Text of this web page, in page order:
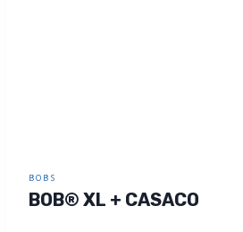
BOBS
BOB® XL + CASACO